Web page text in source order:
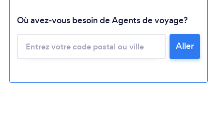
Chargement...
Veuillez patienter...
Où avez-vous besoin de Agents de voyage?
Aller